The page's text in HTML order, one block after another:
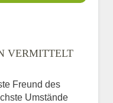
VERMITTELT
Freund des
Umstände